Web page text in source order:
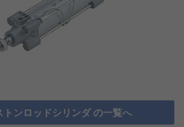
トンロッドシリンダ の一覧へ